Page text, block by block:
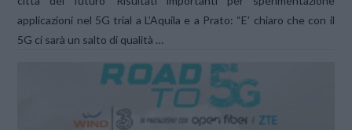
applicazioni nel 5G trial a L’Aquila e a Prato: “E’ chiaro che con il
5G ci sarà un salto di qualità …